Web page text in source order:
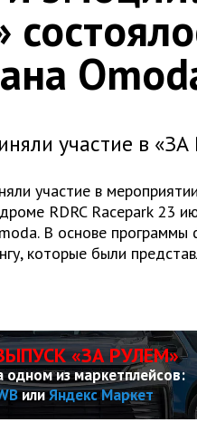
участие в
участие в
RDRC Racepark 23
В основе программы
которые были
«ЗА РУЛЕМ»
одном из маркетплейсов:
илиЯндекс Маркет